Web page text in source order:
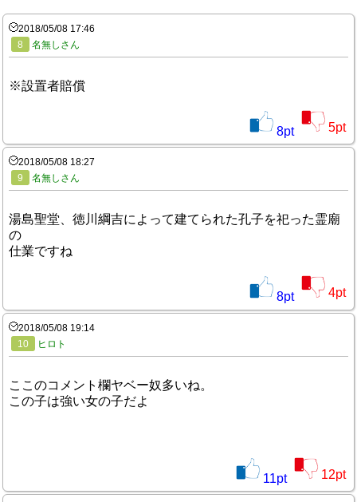
2018/05/08 17:46
8
名無しさん
※設置者賠償
8pt 5pt
2018/05/08 18:27
9
名無しさん
湯島聖堂、徳川綱吉によって建てられた孔子を祀った霊廟
の
仕業ですね
8pt 4pt
2018/05/08 19:14
10
ヒロト
ここのコメント欄ヤベー奴多いね。
この子は強い女の子だよ
11pt 12pt